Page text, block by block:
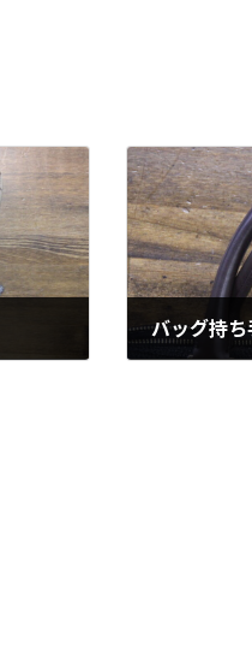
バッグ持